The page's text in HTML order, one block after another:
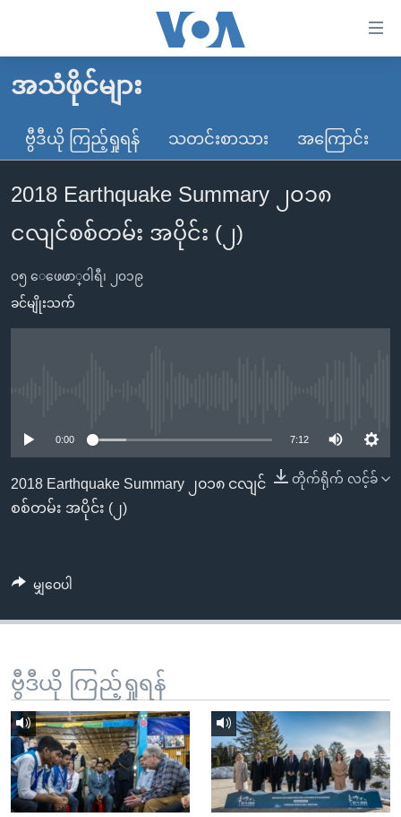
လွယ်ကူ
သည့်
များ
ပင်မ
သို့
ကျော်
ညွန်း
စာမျက်နှာ
သို့
ကျော်
ရှာဖွေ
နေရာ
ကျော်
ရန်
မူလစာမျက်နှာ
မြန်မာ
ကမ္ဘာ့သတင်းများ
နိုင်ငံတကာ
အမေရိကန်
အစ္စရေး-ပါလက်စတိုင်း
ဗွီဒီယို
သတင်းလွတ်လပ်ခွင့်
ရပ်ဝန်းတခု လမ်းတခု အလွန်
အင်္ဂလိပ်စာလေ့လာမယ်
Learning English
ဗွီအိုအေ လူမှုကွန်ယက်များ
အသံဖိုင်များ
ဗွီဒီယို ကြည့်ရှုရန် သတင်းစာသား အကြောင်း
2018 Earthquake Summary ၂၀၁၈
ငလျင်စစ်တမ်း အပိုင်း (၂)
၀၅ ေဖေဖာ္၀ါရီ၊ ၂၀၁၉
ခင်မျိုးသက်
0:00 7:12
တိုက်ရိုက် လင့်ခ်
2018 Earthquake Summary ၂၀၁၈ ငလျင်
စစ်တမ်း အပိုင်း (၂)
မျှဝေပါ
ဗွီဒီယို ကြည့်ရှုရန်